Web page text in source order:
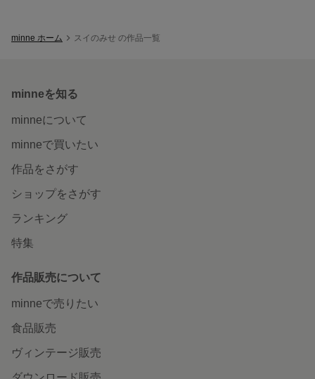
minne ホーム スイのみせ の作品一覧
minneを知る
minneについて
minneで買いたい
作品をさがす
ショップをさがす
ランキング
特集
作品販売について
minneで売りたい
食品販売
ヴィンテージ販売